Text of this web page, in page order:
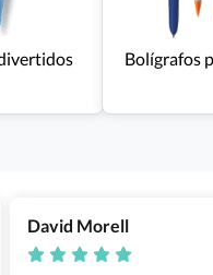
Bolígrafos
David Morell